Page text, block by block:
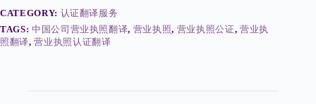
执
照
certified
license
CATEGORY: 认证翻译服务
TAGS: 中国公司营业执照翻译, 营业执照, 营业执照公证, 营业执
照翻译,营业执照认证翻译